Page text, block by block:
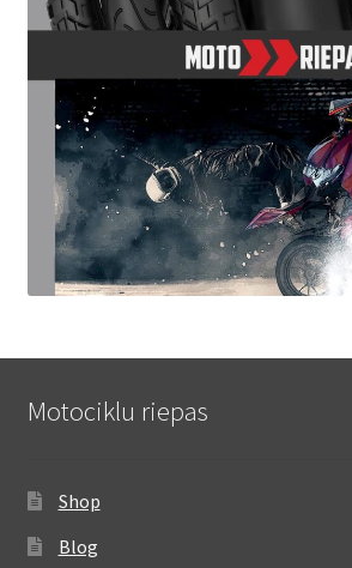
Motociklu riepas
Shop
Blog